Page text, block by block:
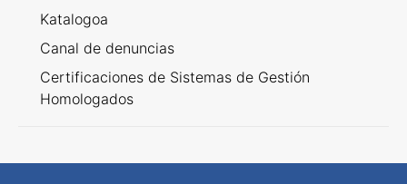
Katalogoa
Canal de denuncias
Certificaciones de Sistemas de Gestión
Homologados